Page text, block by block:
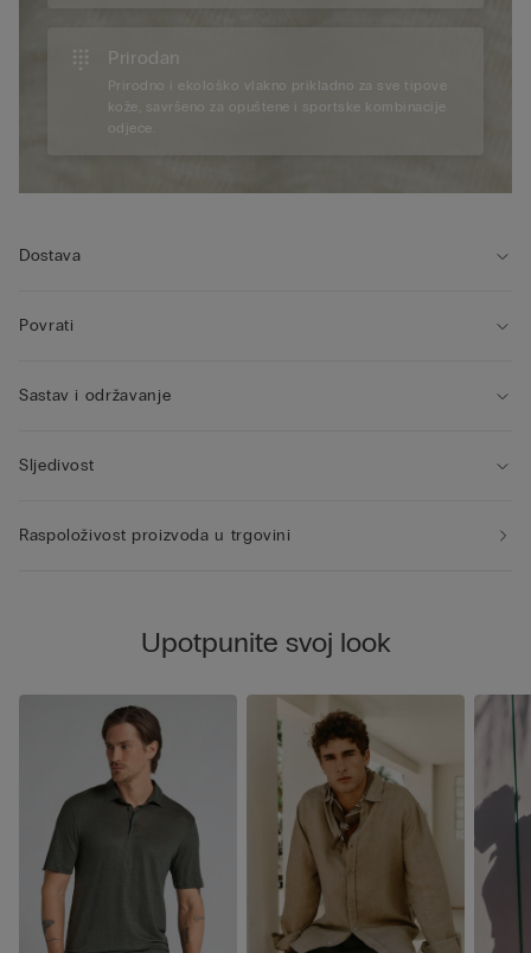
Prirodan
Prirodno i ekološko vlakno prikladno za sve tipove
kože, savršeno za opuštene i sportske kombinacije
odjeće.
Dostava
Povrati
Sastav i održavanje
Sljedivost
Raspoloživost proizvoda u trgovini
Upotpunite svoj look